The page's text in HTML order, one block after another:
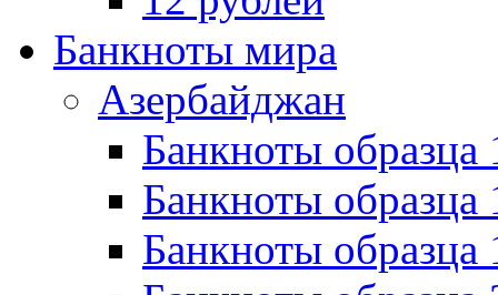
Банкноты мира
Азербайджан
Банкноты образца
Банкноты образца
Банкноты